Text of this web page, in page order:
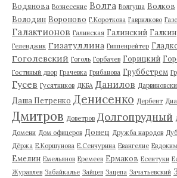
Водянова Вознесение Волга Волгуша Волков
Володин Вороново Г.Короткова Гаврилково
Галактионов Галинская Галинский Галкин
Геленджик Гизатуллина Гиппенрейтер
Гоголевский Гоголь Горбачев Горицкий
Гостиный двор Грачевка Грибанова Груббстрем
Гусев Гусятников ДКБА Данилов
Даша Петренко Денисенко Дербент
Дмитров Доветров Долгопрудный
Домени Дом офицеров Донец Дружба народов
Дёржа Е.Коршунова Е.Сенчурина Евангелие
Емелин Емельянов Еремеев Ермаков Есентуки
Журавлев Забайкалье Зайцев Зацепа Зачатьевский